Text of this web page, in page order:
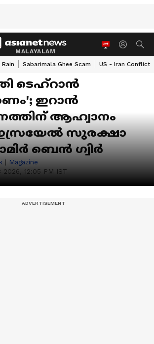
MALAYALAM
Sabarimala Ghee Scam US - Iran Conflict
ടെഹ്റാൻ
ഇറാൻ
ആഹ്വാനം
സുരക്ഷാ
ബെൻ ഗ്വിർ
| Magazine
2026, 12:05 PM IST